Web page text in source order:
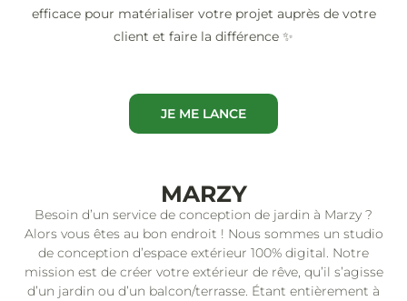
efficace pour matérialiser votre projet auprès de votre
client et faire la différence ✨
JE ME LANCE
MARZY
Besoin d’un service de conception de jardin à Marzy ?
Alors vous êtes au bon endroit ! Nous sommes un studio
de conception d’espace extérieur 100% digital. Notre
mission est de créer votre extérieur de rêve, qu’il s’agisse
d’un jardin ou d’un balcon/terrasse. Étant entièrement à